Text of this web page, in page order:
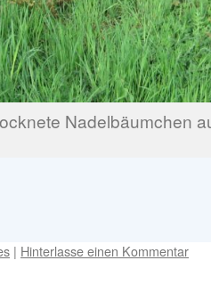
Nadelbäumchen
| Hinterlasse einen Kommentar